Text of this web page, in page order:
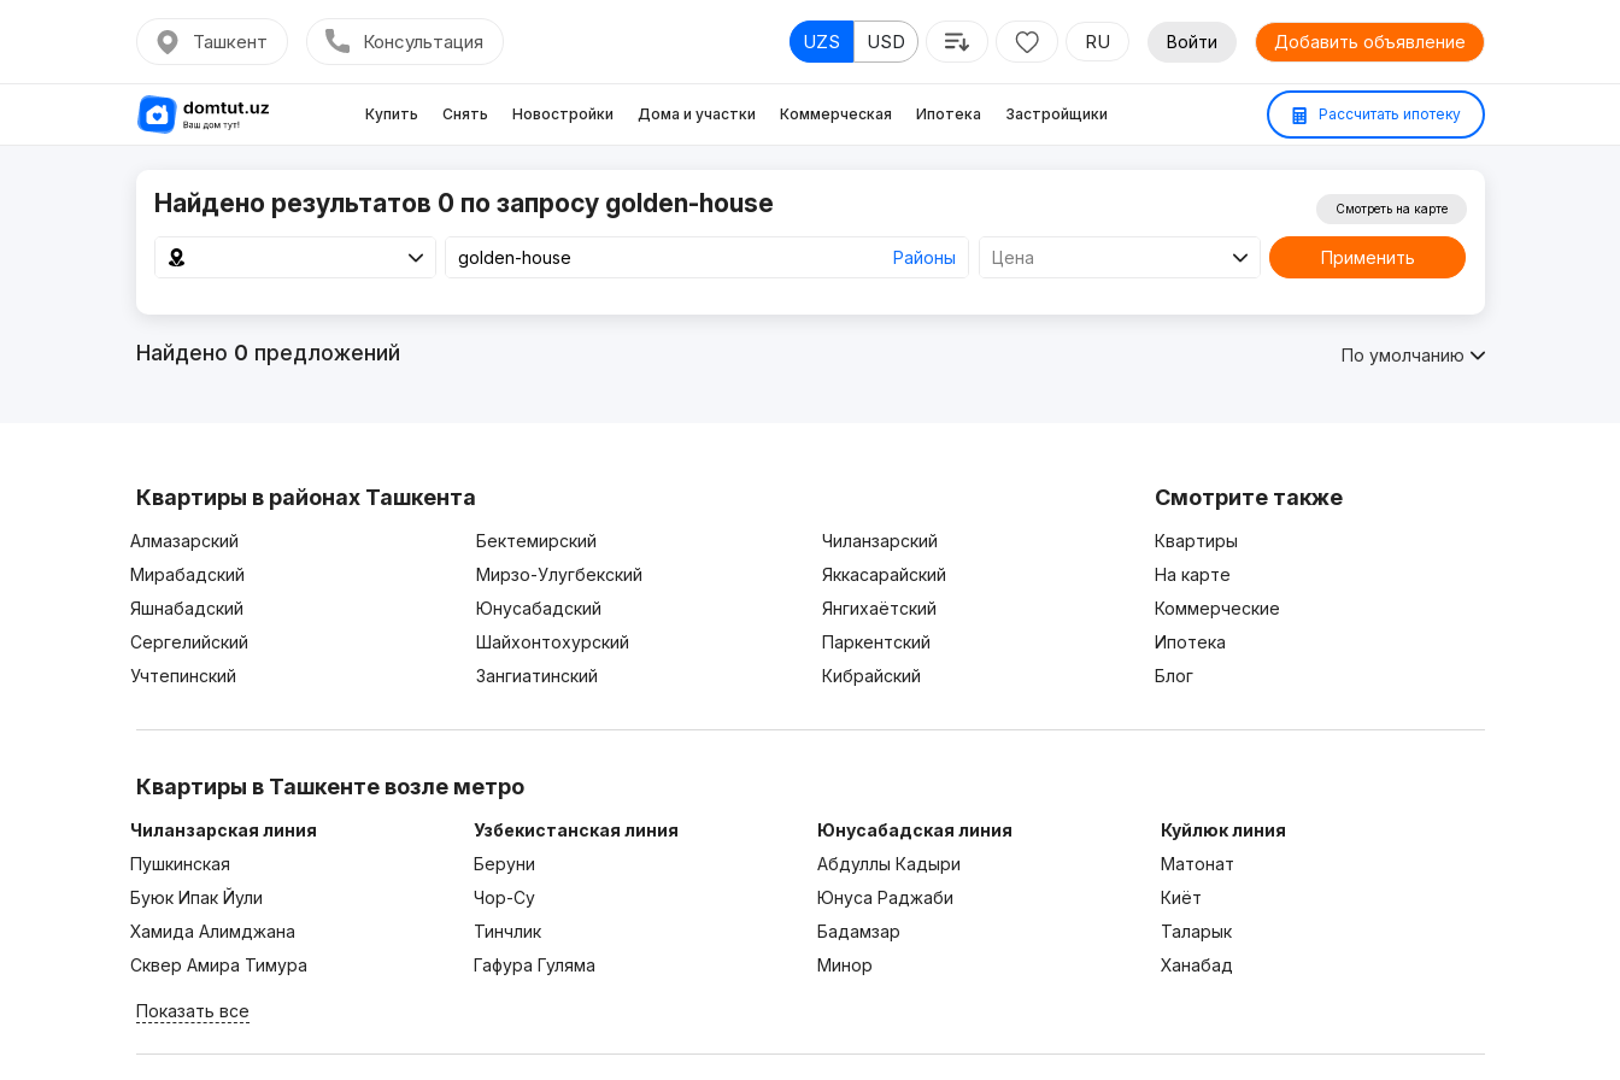
Ташкент Консультация UZS USD RU Войти Добавить объявление
Купить Снять Новостройки Дома и участки Коммерческая Ипотека Застройщики Рассчитать ипотеку
Найдено результатов 0 по запросу golden-house
Районы Цена
Смотреть на карте
Применить
Найдено 0 предложений По умолчанию
Квартиры в районах Ташкента
Алмазарский Бектемирский
Чиланзарский
Мирабадский
Мирзо-Улугбекский
Яккасарайский
Яшнабадский
Юнусабадский
Янгихаётский
Сергелийский
Шайхонтохурский
Паркентский
Учтепинский
Зангиатинский Кибрайский
Смотрите также
Квартиры
На карте
Коммерческие
Ипотека
Блог
Квартиры в Ташкенте возле метро
Чиланзарская линия
Пушкинская
Буюк Ипак Йули
Хамида Алимджана
Сквер Амира Тимура
Узбекистанская линия
Беруни
Чор-Су
Тинчлик
Гафура Гуляма
Юнусабадская линия
Абдуллы Кадыри
Юнуса Раджаби
Бадамзар
Минор
Куйлюк линия
Матонат
Киёт
Таларык
Ханабад
Показать все